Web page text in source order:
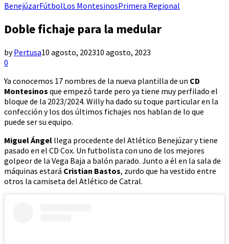
BenejúzarFútbolLos MontesinosPrimera Regional
Doble fichaje para la medular
byPertusa10 agosto, 202310 agosto, 2023
0
Ya conocemos 17 nombres de la nueva plantilla de un CD
Montesinos que empezó tarde pero ya tiene muy perfilado el
bloque de la 2023/2024. Willy ha dado su toque particular en la
confección y los dos últimos fichajes nos hablan de lo que
puede ser su equipo.
Miguel Ángel llega procedente del Atlético Benejúzar y tiene
pasado en el CD Cox. Un futbolista con uno de los mejores
golpeor de la Vega Baja a balón parado. Junto a él en la sala de
máquinas estará Cristian Bastos, zurdo que ha vestido entre
otros la camiseta del Atlético de Catral.